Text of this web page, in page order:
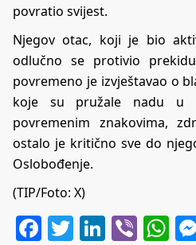
povratio svijest.
Njegov otac, koji je bio
odlučno se protivio
povremeno je izvještavao o
koje su pružale nadu u
povremenim znakovima,
ostalo je kritično sve do
Oslobođenje.
(TIP/Foto: X)
Facebook
Twitter